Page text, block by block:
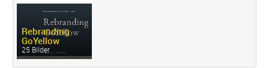
Rebranding
GoYellow
25 Bilder